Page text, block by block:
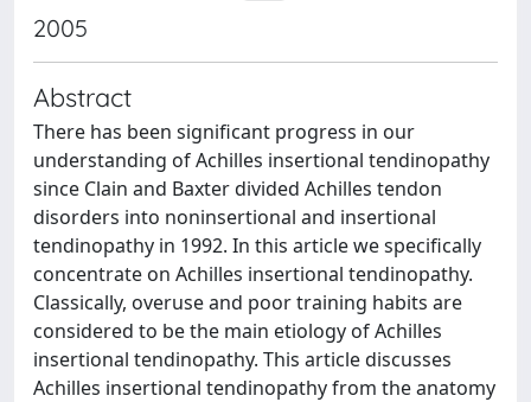
2005
Abstract
There has been significant progress in our
understanding of Achilles insertional tendinopathy
since Clain and Baxter divided Achilles tendon
disorders into noninsertional and insertional
tendinopathy in 1992. In this article we specifically
concentrate on Achilles insertional tendinopathy.
Classically, overuse and poor training habits are
considered to be the main etiology of Achilles
insertional tendinopathy. This article discusses
Achilles insertional tendinopathy from the anatomy